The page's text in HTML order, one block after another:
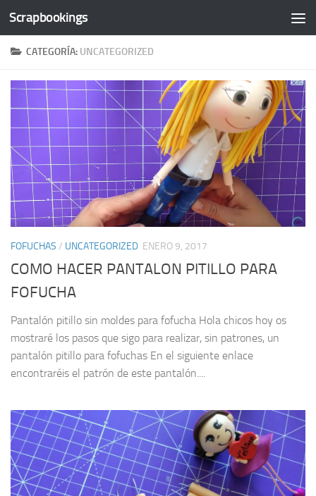
Saltar al contenido
Scrapbookings
CATEGORÍA: UNCATEGORIZED
FOFUCHAS / UNCATEGORIZED ENERO 9, 2017
COMO HACER PANTALON PITILLO PARA
FOFUCHA
Pantalón pitillo sin moldes para fofucha Hola chicos hoy os
mostraré los pasos que sigo para realizar, sin patrones, un
pantalón pitillo para fofuchas En el siguiente enlace
encontraréis el patrón de este pantalón....